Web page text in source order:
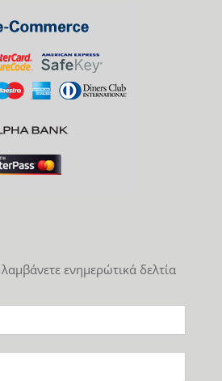
ενημερώτικά δελτία